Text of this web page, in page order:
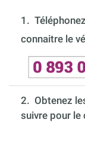
1.
connaitre le
2. Obtenez
suivre pour le